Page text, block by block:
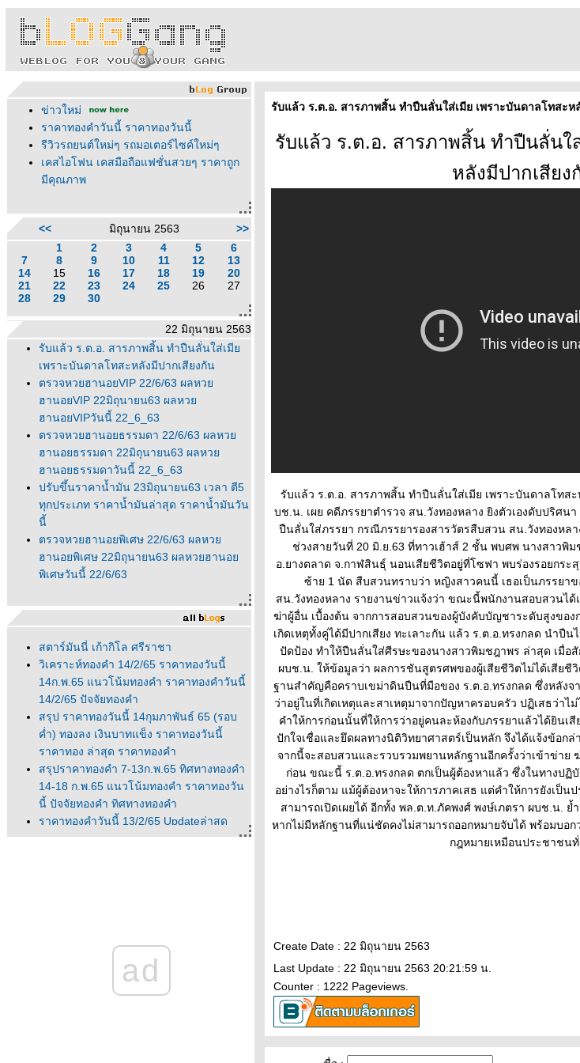
ข่าวใหม่
ราคาทองคำวันนี้ ราคาทองวันนี้
รีวิวรถยนต์ใหม่ๆ รถมอเตอร์ไซค์ใหม่ๆ
เคสไอโฟน เคสมือถือแฟชั่นสวยๆ ราคาถูก
มีคุณภาพ
<< มิถุนายน 2563
>>
1
2 3 4 5
6
7
8 9 10 11 12
13
14
15 16 17 18 19
20
21
22 23 24 25 26
27
28
29 30
22 มิถุนายน 2563
รับแล้ว ร.ต.อ. สารภาพสิ้น ทำปืนลั่นใส่เมี
เพราะบันดาลโทสะหลังมีปากเสียงกัน
ตรวจหวยฮานอยVIP 22/6/63 ผลหว
ฮานอยVIP 22มิถุนายน63 ผลหว
ฮานอยVIPวันนี้ 22_6_63
ตรวจหวยฮานอยธรรมดา 22/6/63 ผลหว
ฮานอยธรรมดา 22มิถุนายน63 ผลหว
ฮานอยธรรมดาวันนี้ 22_6_63
ปรับขึ้นราคาน้ำมัน 23มิถุนายน63 เวลา ตี5
ทุกประเภท ราคาน้ำมันล่าสุด ราคาน้ำมันวัน
นี้
ตรวจหวยฮานอยพิเศษ 22/6/63 ผลหว
ฮานอยพิเศษ 22มิถุนายน63 ผลหวยฮานอ
พิเศษวันนี้ 22/6/63
สตาร์มันนี่ เก้ากิโล ศรีราชา
วิเคราะห์ทองคำ 14/2/65 ราคาทองวันนี้
14ก.พ.65 แนวโน้มทองคำ ราคาทองคำวันนี้
14/2/65 ปัจจัยทองคำ
สรุป ราคาทองวันนี้ 14กุมภาพันธ์ 65 (รอบ
ค่ำ) ทองลง เงินบาทแข็ง ราคาทองวันนี้
ราคาทอง ล่าสุด ราคาทองคำ
สรุปราคาทองคำ 7-13ก.พ.65 ทิศทางทองคำ
14-18 ก.พ.65 แนวโน้มทองคำ ราคาทองวัน
นี้ ปัจจัยทองคำ ทิศทางทองคำ
ราคาทองคำวันนี้ 13/2/65 Updateล่าสุด
ราคาทองวันนี้ 13ก.พ.65 ราคาทองคำแท่ง
11ก.พ.65 แนวโน้มทองคำ ราคาทองคำวันนี้
11/2/65 ปัจจัยทองคำ ราคาท
วิเคราะห์ทองคำ 10/2/65 ราคาทองวันนี้
10ก.พ.65 แนวโน้มทองคำ ราคาทองคำวันนี้
ad
รับแล้ว ร.ต.อ. สารภาพสิ้น ทำปืนลั่นใส่เมีย เพราะบันดาลโทสะห
รับแล้ว ร.ต.อ. สารภาพสิ้น ทำปืนลั่นใ
หลังมีปากเสียง
รับแล้ว ร.ต.อ. สารภาพสิ้น ทำปืนลั่นใส่เมีย เพราะบันดาลโทส
บช.น. เผย คดีภรรยาตำรวจ สน.วังทองหลาง ยิงตัวเองดับปริศน
ปืนลั่นใส่ภรรยา กรณีภรรยารองสารวัตรสืบสวน สน.วังทองหล
ช่วงสายวันที่ 20 มิ.ย.63 ที่ทาวเฮ้าส์ 2 ชั้น พบศพ นางสาวพิ
อ.ยางตลาด จ.กาฬสินธุ์ นอนเสียชีวิตอยู่ที่โซฟา พบร่องรอยกร
ซ้าย 1 นัด สืบสวนทราบว่า หญิงสาวคนนี้ เธอเป็นภรรยา
สน.วังทองหลาง รายงานข่าวแจ้งว่า ขณะนี้พนักงานสอบสวนไ
ฆ่าผู้อื่น เบื้องต้น จากการสอบสวนของผู้บังคับบัญชาระดับสูงขอ
เกิดเหตุทั้งคู่ได้มีปากเสียง ทะเลาะกัน แล้ว ร.ต.อ.ทรงกลด นำปื
ปัดป้อง ทำให้ปืนลั่นใส่ศีรษะของนางสาวพิมชฎาพร ล่าสุด เมื่อ
ผบช.น. ให้ข้อมูลว่า ผลการชันสูตรศพของผู้เสียชีวิตไม่ได้เสียชี
ฐานสำคัญคือคราบเขม่าดินปืนที่มือของ ร.ต.อ.ทรงกลด ซึ่งหลังจ
ว่าอยู่ในที่เกิดเหตุและสาเหตุมาจากปัญหาครอบครัว ปฏิเสธว่าไ
คำให้การก่อนนั้นที่ให้การว่าอยู่คนละห้องกับภรรยาแล้วได้ยินเสี
ปักใจเชื่อและยึดผลทางนิติวิทยาศาสตร์เป็นหลัก จึงได้แจ้งข้อกล่
จากนี้จะสอบสวนและรวบรวมพยานหลักฐานอีกครั้งว่าเข้าข่าย
ก่อน ขณะนี้ ร.ต.อ.ทรงกลด ตกเป็นผู้ต้องหาแล้ว ซึ่งในทางปฏิ
อย่างไรก็ตาม แม้ผู้ต้องหาจะให้การภาคเสธ แต่คำให้การยังเป็
สามารถเปิดเผยได้ อีกทั้ง พล.ต.ท.ภัคพงศ์ พงษ์เภตรา ผบช.น.
หากไม่มีหลักฐานที่แน่ชัดคงไม่สามารถออกหมายจับได้ พร้อมบอก
กฎหมายเหมือนประชาชนทั่
Create Date : 22 มิถุนายน 2563
Last Update : 22 มิถุนายน 2563 20:21:59 น.
Counter : 1222 Pageviews.